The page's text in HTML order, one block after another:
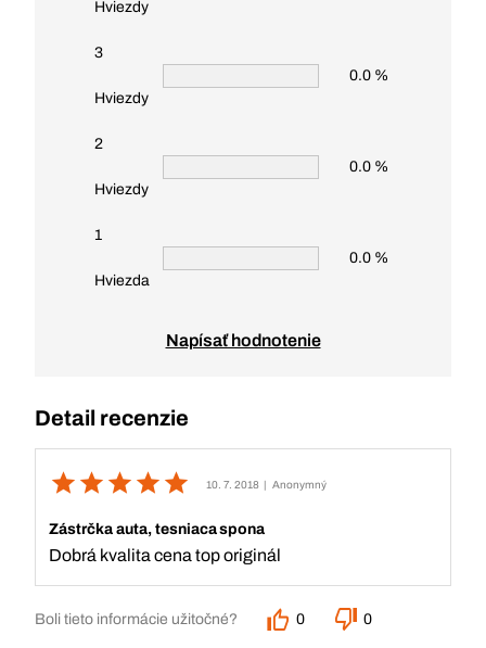
Hviezdy
3
Hviezdy
0.0 %
2
Hviezdy
0.0 %
1
Hviezda
0.0 %
Napísať hodnotenie
Detail recenzie
10. 7. 2018 | Anonymný
Zástrčka auta, tesniaca spona
Dobrá kvalita cena top originál
Boli tieto informácie užitočné? 0 0